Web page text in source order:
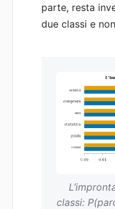
parte, resta
due classi e
classi: